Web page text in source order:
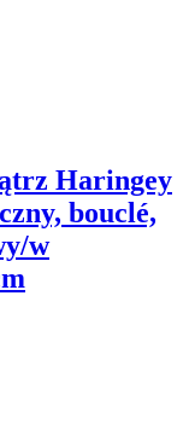
Haringey
bouclé,
w